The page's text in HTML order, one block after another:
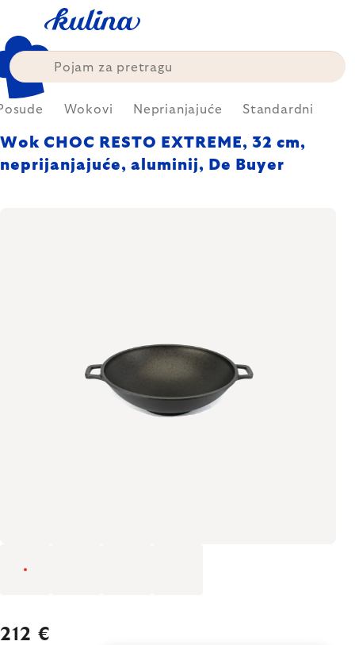
content
Wokovi Neprianjajuće Standardni
Wok CHOC RESTO EXTREME, 32 cm,
neprijanjajuće, aluminij, De Buyer
212 €